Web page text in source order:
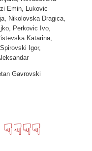
Emin, Lukovic
Nikolovska Dragica,
Perkovic Ivo,
Katarina,
Igor,
Gavrovski
☟☟☟☟